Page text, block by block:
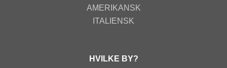
AMERIKANSK
ITALIENSK
HVILKE BY?